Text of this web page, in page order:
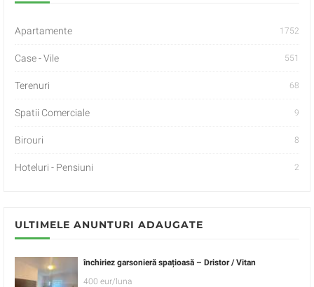
Apartamente 1752
Case - Vile 551
Terenuri 68
Spatii Comerciale 9
Birouri 8
Hoteluri - Pensiuni 2
ULTIMELE ANUNTURI ADAUGATE
închiriez garsonieră spațioasă – Dristor / Vitan
400 eur/luna